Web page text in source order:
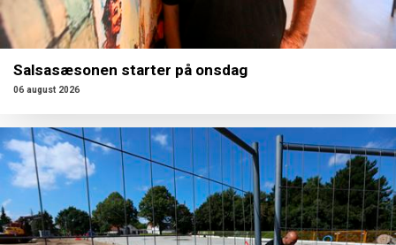
Salsasæsonen starter på onsdag
06 august 2026